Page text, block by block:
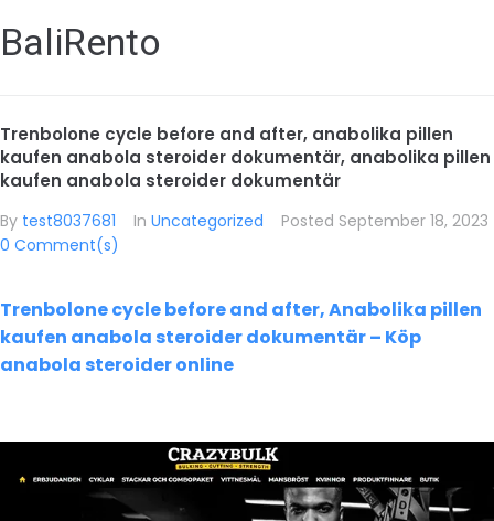
BaliRento
Trenbolone cycle before and after, anabolika pillen
kaufen anabola steroider dokumentär, anabolika pillen
kaufen anabola steroider dokumentär
By test8037681 In Uncategorized Posted September 18, 2023
0 Comment(s)
Trenbolone cycle before and after, Anabolika pillen
kaufen anabola steroider dokumentär – Köp
anabola steroider online